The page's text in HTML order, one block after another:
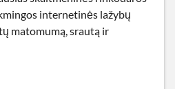
internetinės lažybų
matomumą, srautą ir